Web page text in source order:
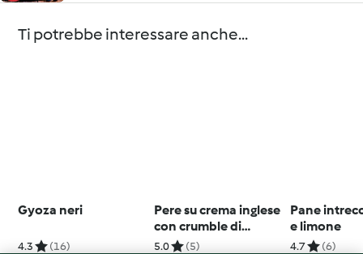
Ti potrebbe interessare anche...
Gyoza neri
4.3 (16)
Pere su crema inglese
con crumble di
mandorle
5.0 (5)
Pane
e limone
4.7 (6)